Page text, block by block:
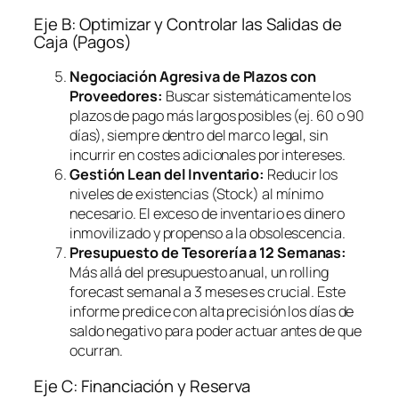
Eje B: Optimizar y Controlar las Salidas de
Caja (Pagos)
Negociación Agresiva de Plazos con
Proveedores: Buscar sistemáticamente los
plazos de pago más largos posibles (ej. 60 o 90
días), siempre dentro del marco legal, sin
incurrir en costes adicionales por intereses.
Gestión Lean del Inventario: Reducir los
niveles de existencias (Stock) al mínimo
necesario. El exceso de inventario es dinero
inmovilizado y propenso a la obsolescencia.
Presupuesto de Tesorería a 12 Semanas:
Más allá del presupuesto anual, unrolling
forecastsemanal a 3 meses es crucial. Este
informe predice con alta precisión los días de
saldo negativo para poder actuar antes de que
ocurran.
Eje C: Financiación y Reserva